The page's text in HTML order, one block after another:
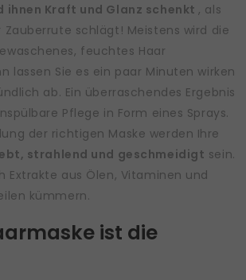
ihnen Kraft und Glanz schenkt , als
schlägt! Meistens wird die
feuchtes Haar
lassen Sie es ein paar Minuten wirken
ab. Ein überraschendes Ergebnis
Pflege in Form eines Sprays.
der richtigen Maske werden Ihre
strahlend und geschmeidigt sein.
Extrakte aus Ölen, Vitaminen und
kümmern.
ist die